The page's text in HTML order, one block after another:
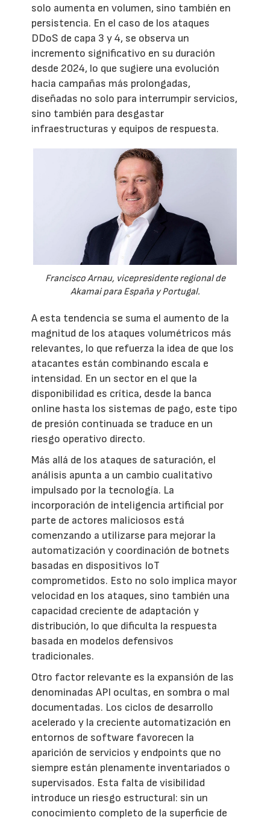
solo aumenta en volumen, sino también en
persistencia. En el caso de los ataques
DDoS de capa 3 y 4, se observa un
incremento significativo en su duración
desde 2024, lo que sugiere una evolución
hacia campañas más prolongadas,
diseñadas no solo para interrumpir servicios,
sino también para desgastar
infraestructuras y equipos de respuesta.
Francisco Arnau, vicepresidente regional de
Akamai para España y Portugal.
A esta tendencia se suma el aumento de la
magnitud de los ataques volumétricos más
relevantes, lo que refuerza la idea de que los
atacantes están combinando escala e
intensidad. En un sector en el que la
disponibilidad es crítica, desde la banca
online hasta los sistemas de pago, este tipo
de presión continuada se traduce en un
riesgo operativo directo.
Más allá de los ataques de saturación, el
análisis apunta a un cambio cualitativo
impulsado por la tecnología. La
incorporación de inteligencia artificial por
parte de actores maliciosos está
comenzando a utilizarse para mejorar la
automatización y coordinación de botnets
basadas en dispositivos IoT
comprometidos. Esto no solo implica mayor
velocidad en los ataques, sino también una
capacidad creciente de adaptación y
distribución, lo que dificulta la respuesta
basada en modelos defensivos
tradicionales.
Otro factor relevante es la expansión de las
denominadas API ocultas, en sombra o mal
documentadas. Los ciclos de desarrollo
acelerado y la creciente automatización en
entornos de software favorecen la
aparición de servicios y endpoints que no
siempre están plenamente inventariados o
supervisados. Esta falta de visibilidad
introduce un riesgo estructural: sin un
conocimiento completo de la superficie de